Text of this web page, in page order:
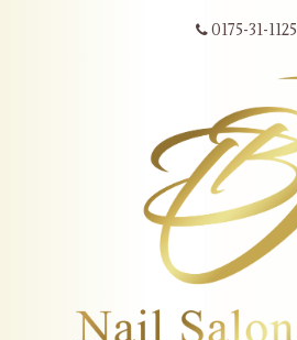
0175-31-1125